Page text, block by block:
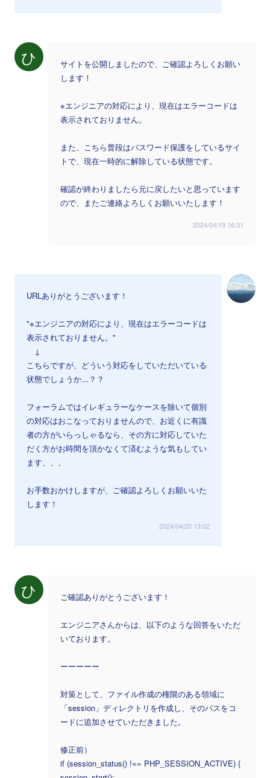
ひ
サイトを公開しましたので、ご確認よろしくお願い
します！
※エンジニアの対応により、現在はエラーコードは
表示されておりません。
また、こちら普段はパスワード保護をしているサイ
トで、現在一時的に解除している状態です。
確認が終わりましたら元に戻したいと思っています
ので、またご連絡よろしくお願いいたします！
2024/04/19 16:31
URLありがとうございます！
"※エンジニアの対応により、現在はエラーコードは
表示されておりません。"
↓
こちらですが、どういう対応をしていただいている
状態でしょうか...？？
フォーラムではイレギュラーなケースを除いて個別
の対応はおこなっておりませんので、お近くに有識
者の方がいらっしゃるなら、その方に対応していた
だく方がお時間を頂かなくて済むような気もしてい
ます、、、
お手数おかけしますが、ご確認よろしくお願いいた
します！
2024/04/20 13:02
ひ ご確認ありがとうございます！
エンジニアさんからは、以下のような回答をいただ
いております。
ーーーーー
対策として、ファイル作成の権限のある領域に
「session」ディレクトリを作成し、そのパスをコ
ードに追加させていただきました。
修正前）
if (session_status() !== PHP_SESSION_ACTIVE) {